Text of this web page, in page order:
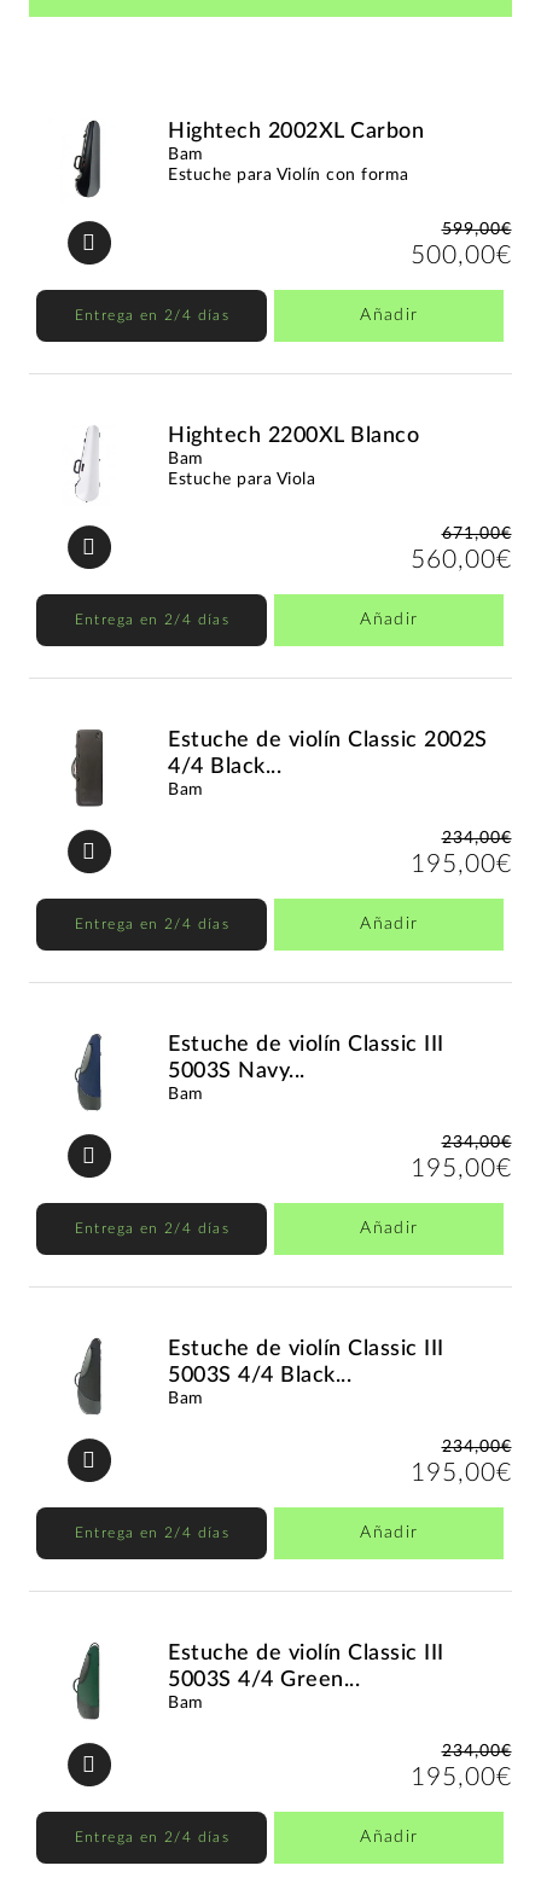
Hightech 2002XL Carbon
Bam
Estuche para Violín con forma
599,00€
500,00€
Entrega en 2/4 días Añadir
Hightech 2200XL Blanco
Bam
Estuche para Viola
671,00€
560,00€
Entrega en 2/4 días Añadir
Estuche de violín Classic 2002S
4/4 Black...
Bam
234,00€
195,00€
Entrega en 2/4 días Añadir
Estuche de violín Classic III
5003S Navy...
Bam
234,00€
195,00€
Entrega en 2/4 días Añadir
Estuche de violín Classic III
5003S 4/4 Black...
Bam
234,00€
195,00€
Entrega en 2/4 días Añadir
Estuche de violín Classic III
5003S 4/4 Green...
Bam
234,00€
195,00€
Entrega en 2/4 días Añadir